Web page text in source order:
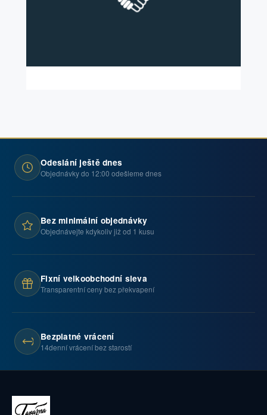
Odeslání ještě dnes
Objednávky do 12:00 odešleme dnes
Bez minimální objednávky
Objednávejte kdykoliv již od 1 kusu
Fixní velkoobchodní sleva
Transparentní ceny bez překvapení
Bezplatné vrácení
14denní vrácení bez starostí